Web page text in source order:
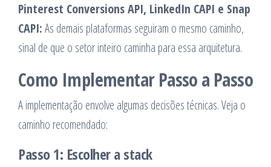
Pinterest Conversions API, LinkedIn CAPI e Snap
CAPI:As demais plataformas seguiram o mesmo caminho,
sinal de que o setor inteiro caminha para essa arquitetura.
Como Implementar Passo a Passo
A implementação envolve algumas decisões técnicas. Veja o
caminho recomendado:
Passo 1: Escolher a stack